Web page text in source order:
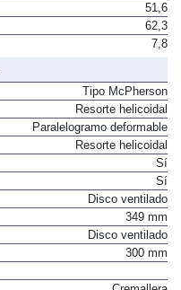
51,6
62,3
7,8
Tipo McPherson
Resorte helicoidal
Paralelogramo deformable
Resorte helicoidal
Sí
Sí
Disco ventilado
349 mm
Disco ventilado
300 mm